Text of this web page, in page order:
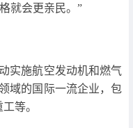
就会更亲民。”
施航空发动机和燃气
域的国际一流企业，包
等。